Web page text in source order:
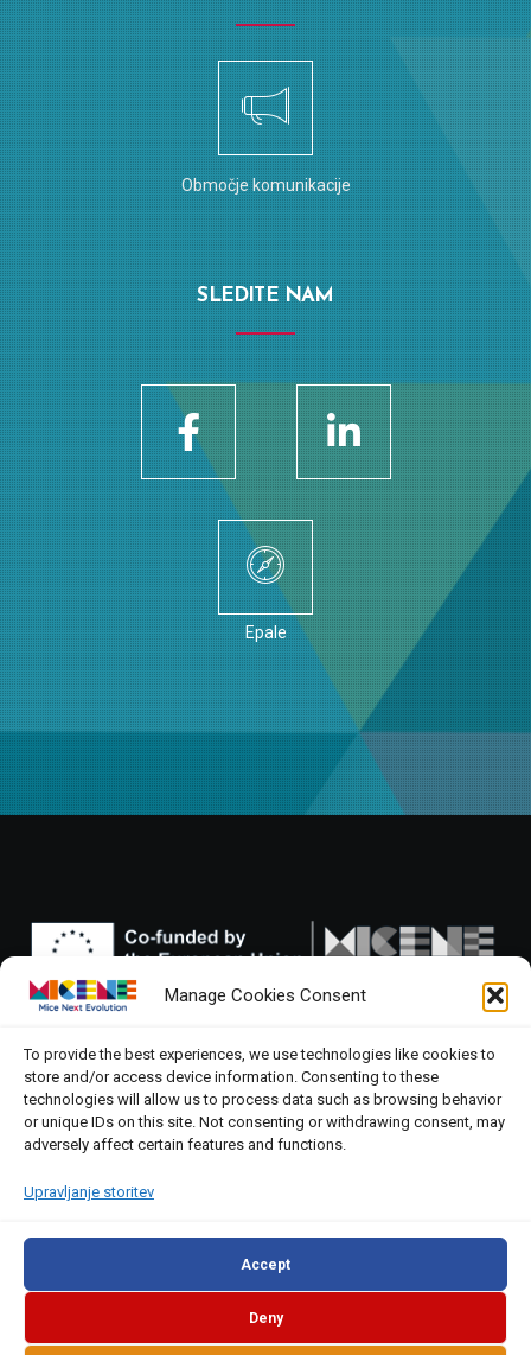
Manage Cookies Consent
To provide the best experiences, we use technologies like cookies to
store and/or access device information. Consenting to these
technologies will allow us to process data such as browsing behavior
or unique IDs on this site. Not consenting or withdrawing consent, may
adversely affect certain features and functions.
Upravljanje storitev
Accept
Deny
Območje komunikacije
SLEDITE NAM
Epale
Funded by the European Union. Views and opinions expressed
are however those of the author(s) only and do not necessarily
reflect those of the European Union or the European Education
Neither the European Union nor EACEA can be held responsible